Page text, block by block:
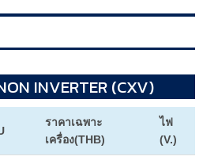
INVERTER (CXV)
ราคาเฉพาะ
เครื่อง(THB)
ไฟ
(V.)